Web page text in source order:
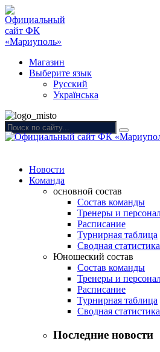
Магазин
Выберите язык
Русский
Українська
Новости
Команда
основной состав
Состав команды
Тренеры и
Расписание
Турнирная таблица
Сводная статистика
Юношеский состав
Состав команды
Тренеры и
Расписание
Турнирная таблица
Сводная статистика
Последние новости